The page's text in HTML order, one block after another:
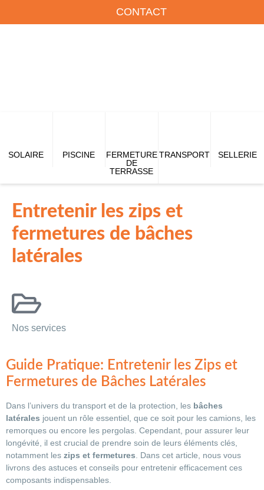
CONTACT
SOLAIRE PISCINE
FERMETURE
DE
TERRASSE
TRANSPORT SELLERIE
Entretenir les zips et
fermetures de bâches
latérales
Nos services
Guide Pratique: Entretenir les Zips et
Fermetures de Bâches Latérales
Dans l’univers du transport et de la protection, les bâches
latérales jouent un rôle essentiel, que ce soit pour les camions, les
remorques ou encore les pergolas. Cependant, pour assurer leur
longévité, il est crucial de prendre soin de leurs éléments clés,
notamment les zips et fermetures. Dans cet article, nous vous
livrons des astuces et conseils pour entretenir efficacement ces
composants indispensables.